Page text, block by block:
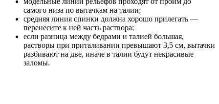
самого низа по вытачкам на талии;
средняя линия спинки должна хорошо прилегать —
перенесите к ней часть раствора;
если разница между бедрами и талией большая,
растворы при приталивании превышают 3,5 см, вытачки
разбивают на две, иначе в талии будут некрасивые
заломы.